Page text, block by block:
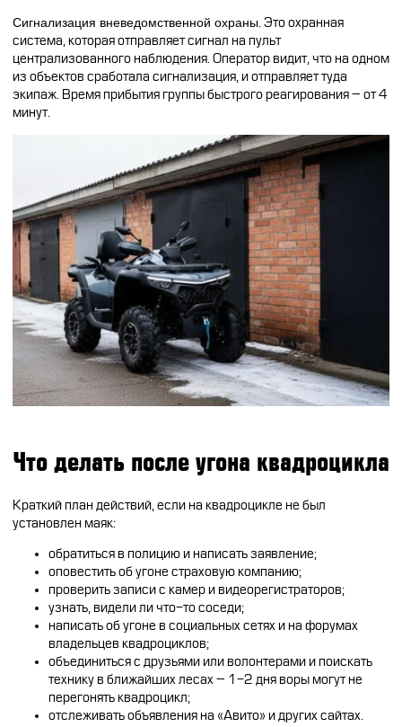
Сигнализация вневедомственной охраны. Это охранная
система, которая отправляет сигнал на пульт
централизованного наблюдения. Оператор видит, что на одном
из объектов сработала сигнализация, и отправляет туда
экипаж. Время прибытия группы быстрого реагирования – от 4
минут.
Что делать после угона квадроцикла
Краткий план действий, если на квадроцикле не был
установлен маяк:
обратиться в полицию и написать заявление;
оповестить об угоне страховую компанию;
проверить записи с камер и видеорегистраторов;
узнать, видели ли что-то соседи;
написать об угоне в социальных сетях и на форумах
владельцев квадроциклов;
объединиться с друзьями или волонтерами и поискать
технику в ближайших лесах – 1-2 дня воры могут не
перегонять квадроцикл;
отслеживать объявления на «Авито» и других сайтах.